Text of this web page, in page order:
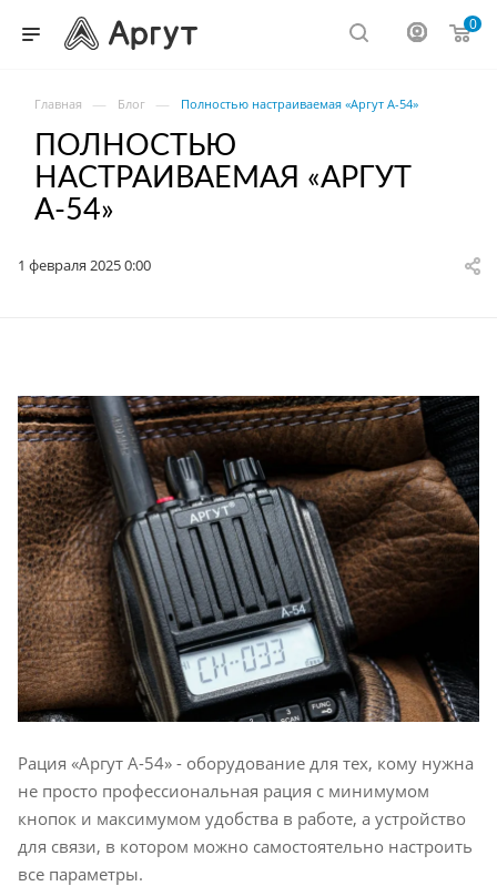
0
Главная — Блог — Полностью настраиваемая «Аргут А-54»
ПОЛНОСТЬЮ
НАСТРАИВАЕМАЯ «АРГУТ
А-54»
1 февраля 2025 0:00
Рация «Аргут А-54» - оборудование для тех, кому нужна
не просто профессиональная рация с минимумом
кнопок и максимумом удобства в работе, а устройство
для связи, в котором можно самостоятельно настроить
все параметры.